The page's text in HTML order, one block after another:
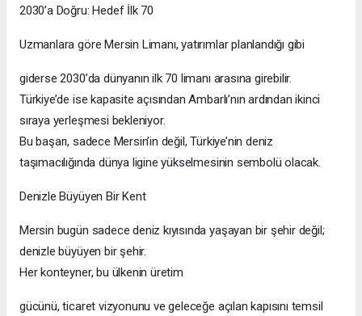
2030’a Doğru: Hedef İlk 70
Uzmanlara göre Mersin Limanı, yatırımlar planlandığı gibi
giderse 2030’da dünyanın ilk 70 limanı arasına girebilir.
Türkiye’de ise kapasite açısından Ambarlı’nın ardından ikinci
sıraya yerleşmesi bekleniyor.
Bu başarı, sadece Mersin’in değil, Türkiye’nin deniz
taşımacılığında dünya ligine yükselmesinin sembolü olacak.
Denizle Büyüyen Bir Kent
Mersin bugün sadece deniz kıyısında yaşayan bir şehir değil;
denizle büyüyen bir şehir.
Her konteyner, bu ülkenin üretim
gücünü, ticaret vizyonunu ve geleceğe açılan kapısını temsil